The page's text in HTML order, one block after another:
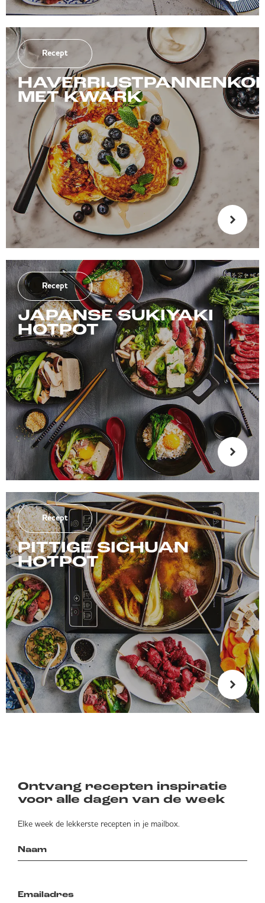
Recept
MET KWARK
Recept
JAPANSE SUKIYAKI
HOTPOT
Recept
PITTIGE SICHUAN
HOTPOT
Ontvang recepten inspiratie
voor alle dagen van de week
Elke week de lekkerste recepten in je mailbox.